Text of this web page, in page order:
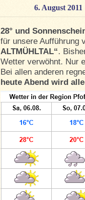
6. August 2011
28° und
für unsere Aufführung
ALTMÜHLTAL“.
Wetter verwöhnt. Nur
Bei allen anderen
heute Abend wird